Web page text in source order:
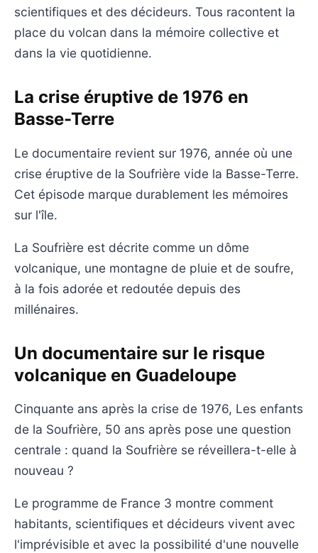
scientifiques et des décideurs. Tous racontent la
place du volcan dans la mémoire collective et
dans la vie quotidienne.
La crise éruptive de 1976 en
Basse-Terre
Le documentaire revient sur 1976, année où une
crise éruptive de la Soufrière vide la Basse-Terre.
Cet épisode marque durablement les mémoires
sur l'île.
La Soufrière est décrite comme un dôme
volcanique, une montagne de pluie et de soufre,
à la fois adorée et redoutée depuis des
millénaires.
Un documentaire sur le risque
volcanique en Guadeloupe
Cinquante ans après la crise de 1976, Les enfants
de la Soufrière, 50 ans après pose une question
centrale : quand la Soufrière se réveillera-t-elle à
nouveau ?
Le programme de France 3 montre comment
habitants, scientifiques et décideurs vivent avec
l'imprévisible et avec la possibilité d'une nouvelle